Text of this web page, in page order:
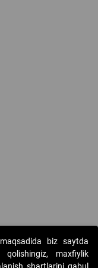
biz saytda
qolishingiz, maxfiylik
shartlarini qabul